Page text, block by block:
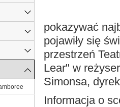
pokazywać
pojawiły się
przestrzeń
Lear" w
Simonsa,
Informacja o